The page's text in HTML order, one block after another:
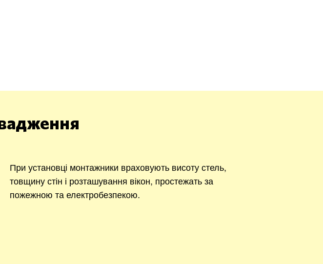
При установці монтажники враховують висоту стель,
товщину стін і розташування вікон, простежать за
пожежною та електробезпекою.